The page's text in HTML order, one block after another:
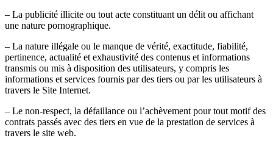
– La publicité illicite ou tout acte constituant un délit ou affichant
une nature pornographique.
– La nature illégale ou le manque de vérité, exactitude, fiabilité,
pertinence, actualité et exhaustivité des contenus et informations
transmis ou mis à disposition des utilisateurs, y compris les
informations et services fournis par des tiers ou par les utilisateurs à
travers le Site Internet.
– Le non-respect, la défaillance ou l’achèvement pour tout motif des
contrats passés avec des tiers en vue de la prestation de services à
travers le site web.